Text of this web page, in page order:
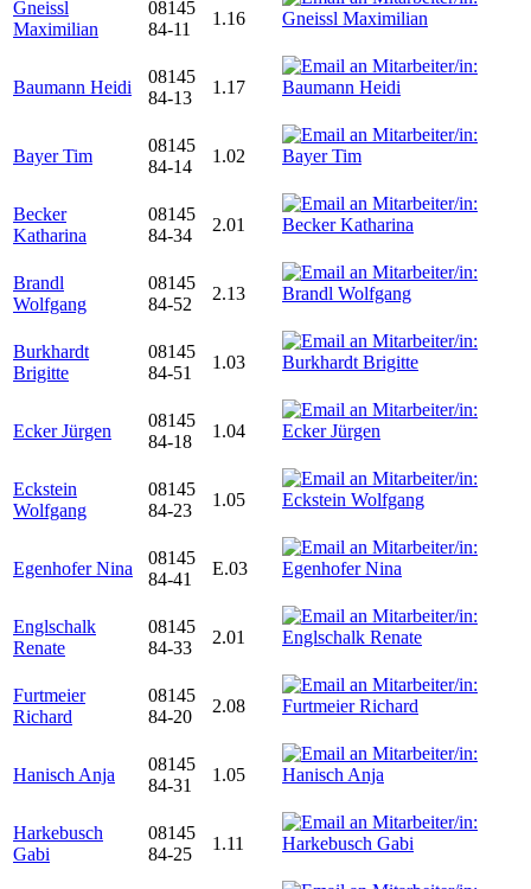
Gneissl
Maximilian
08145
84-11
1.16
Baumann Heidi
08145
84-13
1.17
Bayer Tim
08145
84-14
1.02
Becker
Katharina
08145
84-34
2.01
Brandl
Wolfgang
08145
84-52
2.13
Burkhardt
Brigitte
08145
84-51
1.03
Ecker Jürgen
08145
84-18
1.04
Eckstein
Wolfgang
08145
84-23
1.05
Egenhofer Nina
08145
84-41
E.03
Englschalk
Renate
08145
84-33
2.01
Furtmeier
Richard
08145
84-20
2.08
Hanisch Anja
08145
84-31
1.05
Harkebusch
Gabi
08145
84-25
1.11